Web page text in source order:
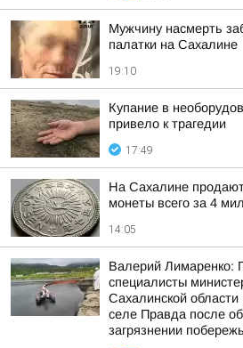
Мужчину насмерть
палатки на Сахалине
19:10
Купание в
привело к трагедии
17:49
На Сахалине
монеты всего за 4
14:05
Валерий Лимаренко:
специалисты
Сахалинской
селе Правда после
загрязнении